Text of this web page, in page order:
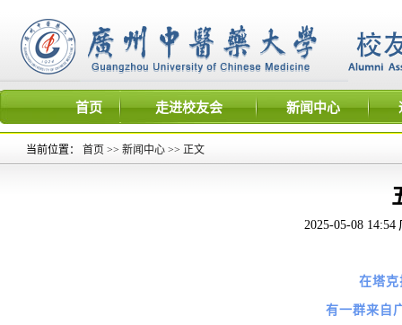
首页 走进校友会 新闻中心
当前位置： 首页 >> 新闻中心>> 正文
2025-05-08 14:54
在塔
有一群来自